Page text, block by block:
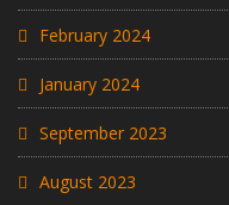
February 2024
January 2024
September 2023
August 2023